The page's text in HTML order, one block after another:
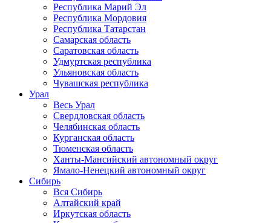
Республика Марий Эл
Республика Мордовия
Республика Татарстан
Самарская область
Саратовская область
Удмуртская республика
Ульяновская область
Чувашская республика
Урал
Весь Урал
Свердловская область
Челябинская область
Курганская область
Тюменская область
Ханты-Мансийский автономный округ
Ямало-Ненецкий автономный округ
Сибирь
Вся Сибирь
Алтайский край
Иркутская область